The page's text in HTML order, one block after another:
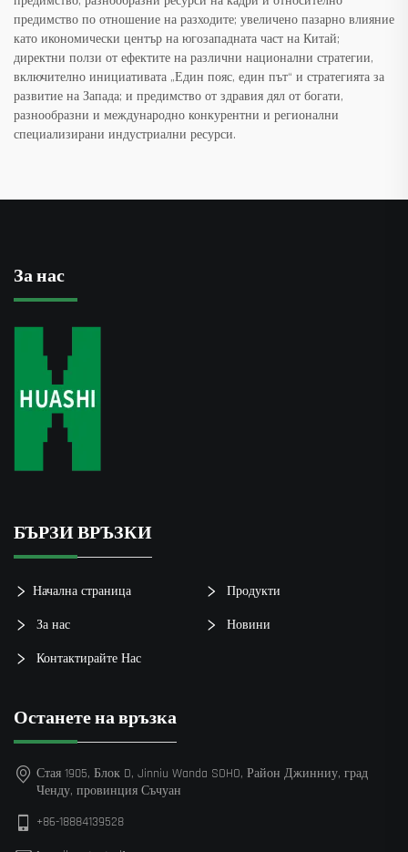
предимство по отношение на разходите; увеличено пазарно влияние
като икономически център на югозападната част на Китай;
директни ползи от ефектите на различни национални стратегии,
включително инициативата „Един пояс, един път“ и стратегията за
развитие на Запада; и предимство от здравия дял от богати,
разнообразни и международно конкурентни и регионални
специализирани индустриални ресурси.
За нас
БЪРЗИ ВРЪЗКИ
Начална страница Продукти
За нас Новини
Контактирайте Нас
Останете на връзка
Стая 1905, Блок D, Jinniu Wanda SOHO, Район Джинниу, град
Ченду, провинция Съчуан
+86-18884139528